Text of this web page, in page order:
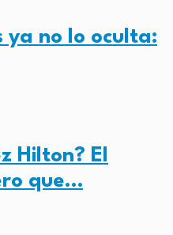
ya no lo oculta:
Hilton? El
que…